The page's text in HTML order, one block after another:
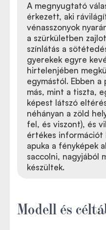
A megnyugtató
érkezett, aki
vénasszonyok
a szürkületben
színlátás a
gyerekek egyre
hirtelenjében
egymástól. Ebben a
más, mint a tiszta,
képest látszó
néhányan a zöld
fel, és viszont), és
értékes információt
apuka a fényképek
saccolni, nagyjából
készültek.
Modell és cé